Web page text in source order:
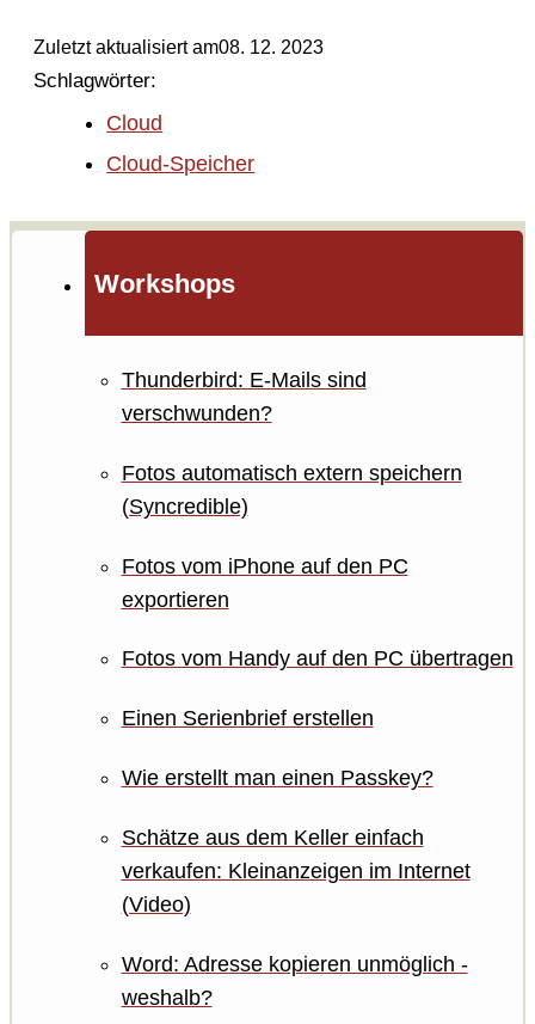
Workshops
Thunderbird: E-Mails sind
verschwunden?
Fotos automatisch extern speichern
(Syncredible)
Fotos vom iPhone auf den PC
exportieren
Fotos vom Handy auf den PC übertragen
Einen Serienbrief erstellen
Wie erstellt man einen Passkey?
Schätze aus dem Keller einfach
verkaufen: Kleinanzeigen im Internet
(Video)
Word: Adresse kopieren unmöglich -
weshalb?
Zuletzt aktualisiert am08. 12. 2023
Schlagwörter:
Cloud
Cloud-Speicher